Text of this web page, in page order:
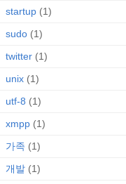
startup (1)
sudo (1)
twitter (1)
unix (1)
utf-8 (1)
xmpp (1)
가족 (1)
개발 (1)